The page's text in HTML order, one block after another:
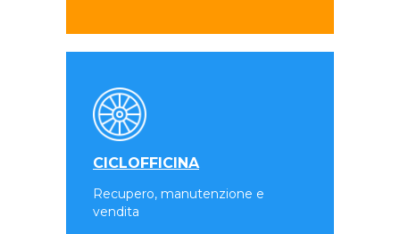
CICLOFFICINA
Recupero, manutenzione e
vendita